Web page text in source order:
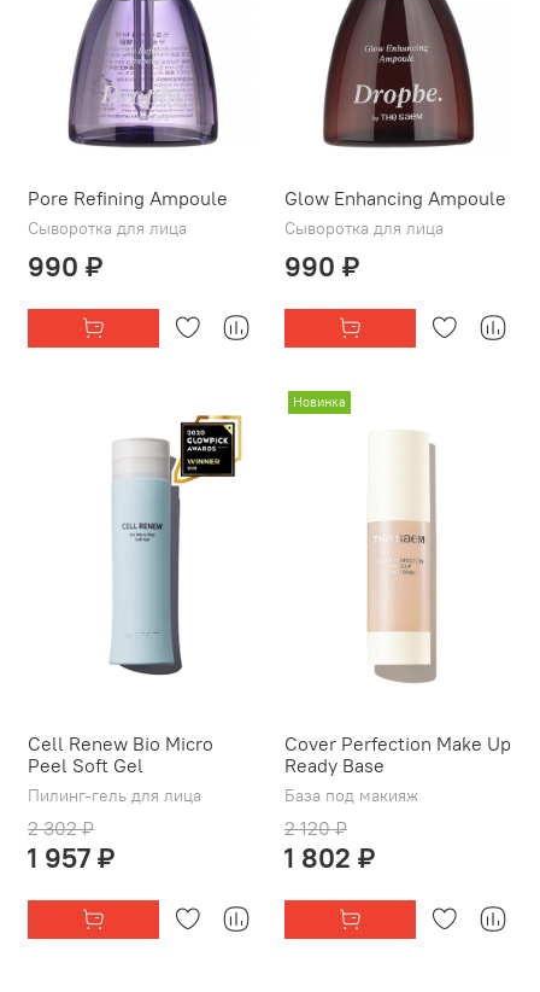
Pore Refining Ampoule
Сыворотка для лица
990 ₽
Glow Enhancing Ampoule
Сыворотка для лица
990 ₽
Cell Renew Bio Micro
Peel Soft Gel
Пилинг-гель для лица
2 302 ₽
1 957 ₽
Новинка
Cover Perfection Make Up
Ready Base
База под макияж
2 120 ₽
1 802 ₽